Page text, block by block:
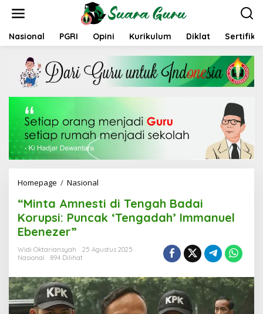
t
Nasional PGRI Opini Kurikulum Diklat
Homepage / Nasional
i
n
t
A
e
t
“Minta Amnesti di Tengah Badai
Korupsi: Puncak ‘Tengadah’ Immanuel
Ebenezer”
Widi Oktariansyah
25 Agustus 2025
Nasional
894 Dilihat